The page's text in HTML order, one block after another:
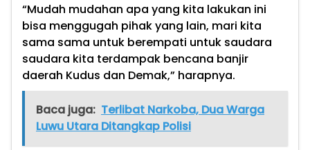
“Mudah mudahan apa yang kita lakukan ini
bisa menggugah pihak yang lain, mari kita
sama sama untuk berempati untuk saudara
saudara kita terdampak bencana banjir
daerah Kudus dan Demak,” harapnya.
Baca juga: Terlibat Narkoba, Dua Warga
Luwu Utara Ditangkap Polisi